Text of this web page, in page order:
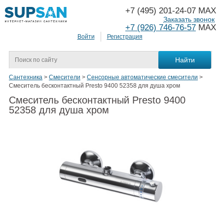
Войти Регистрация
+7 (495) 201-24-07 MAX
+7 (926) 746-76-57 MAX
Заказать звонок
Сантехника > Смесители > Сенсорные автоматические смесители >
Смеситель бесконтактный Presto 9400 52358 для душа хром
Смеситель бесконтактный Presto 9400
52358 для душа хром